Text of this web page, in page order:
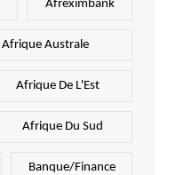
Afreximbank
Afrique Australe
Afrique De L'Est
Afrique Du Sud
Banque/Finance